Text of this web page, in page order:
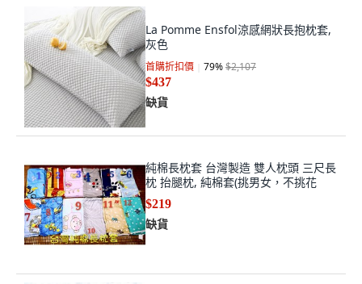
La Pomme Ensfol涼感網狀長抱枕套,
灰色
首購折扣價 79%$2,107
$437
缺貨
純棉長枕套 台灣製造 雙人枕頭 三尺長
枕 抬腿枕, 純棉套(挑男女，不挑花
$219
缺貨